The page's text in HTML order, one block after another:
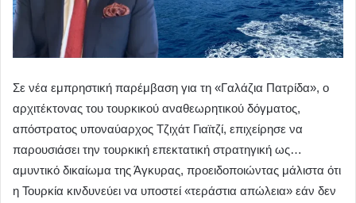
Σε νέα εμπρηστική παρέμβαση για τη «Γαλάζια Πατρίδα», ο
αρχιτέκτονας του τουρκικού αναθεωρητικού δόγματος,
απόστρατος υποναύαρχος Τζιχάτ Γιαϊτζί, επιχείρησε να
παρουσιάσει την τουρκική επεκτατική στρατηγική ως…
αμυντικό δικαίωμα της Άγκυρας, προειδοποιώντας μάλιστα ότι
η Τουρκία κινδυνεύει να υποστεί «τεράστια απώλεια» εάν δεν